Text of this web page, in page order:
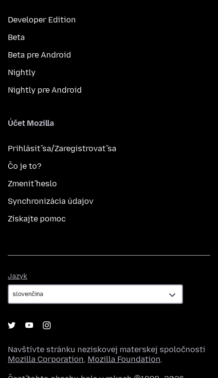
Developer Edition
Beta
Beta pre Android
Nightly
Nightly pre Android
Účet Mozilla
Prihlásiť sa/Zaregistrovať sa
Čo je to?
Zmeniť heslo
Synchronizácia údajov
Získajte pomoc
Jazyk
Navštívte stránku neziskovej materskej spoločnosti
Mozilla Corporation, Mozilla Foundation.